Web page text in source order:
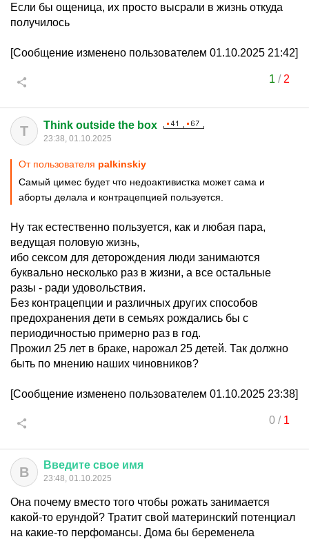
Если бы ощеница, их просто высрали в жизнь откуда
получилось
[Сообщение изменено пользователем 01.10.2025 21:42]
1 / 2
T Think outside the box
23:38, 01.10.2025
От пользователя palkinskiy
Самый цимес будет что недоактивистка может сама и
аборты делала и контрацепцией пользуется.
Ну так естественно пользуется, как и любая пара,
ведущая половую жизнь,
ибо сексом для деторождения люди занимаются
буквально несколько раз в жизни, а все остальные
разы - ради удовольствия.
Без контрацепции и различных других способов
предохранения дети в семьях рождались бы с
периодичностью примерно раз в год.
Прожил 25 лет в браке, нарожал 25 детей. Так должно
быть по мнению наших чиновников?
[Сообщение изменено пользователем 01.10.2025 23:38]
0/ 1
В Введите свое имя
23:48, 01.10.2025
Она почему вместо того чтобы рожать занимается
какой-то ерундой? Тратит свой материнский потенциал
на какие-то перфомансы. Дома бы беременела